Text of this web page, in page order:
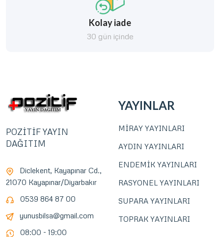
Kolay iade
30 gün içinde
POZİTİF YAYIN
DAĞITIM
Diclekent, Kayapınar Cd.,
21070 Kayapınar/Diyarbakır
0539 864 87 00
yunusbilsa@gmail.com
08:00 - 19:00
YAYINLAR
MİRAY YAYINLARI
AYDIN YAYINLARI
ENDEMİK YAYINLARI
RASYONEL YAYINLARI
SUPARA YAYINLARI
TOPRAK YAYINLARI